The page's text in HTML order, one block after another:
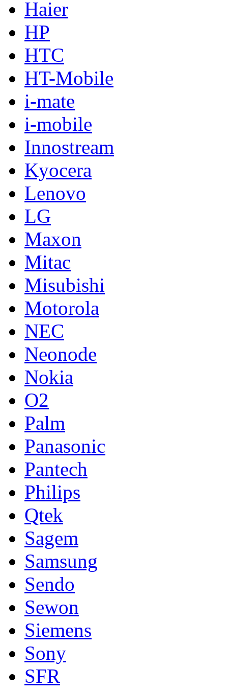
Haier
HP
HTC
HT-Mobile
i-mate
i-mobile
Innostream
Kyocera
Lenovo
LG
Maxon
Mitac
Misubishi
Motorola
NEC
Neonode
Nokia
O2
Palm
Panasonic
Pantech
Philips
Qtek
Sagem
Samsung
Sendo
Sewon
Siemens
Sony
SFR